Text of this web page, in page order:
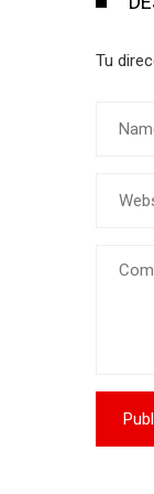
Tu